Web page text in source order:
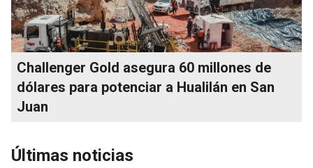
Challenger Gold asegura 60 millones de
dólares para potenciar a Hualilán en San
Juan
Últimas noticias